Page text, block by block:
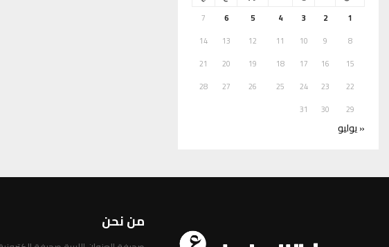
1
2
3
4
5
6
7
8
9
10
11
12
13
14
15
16
17
18
19
20
21
22
23
24
25
26
27
28
29
30
31
« يوليو
من نحن